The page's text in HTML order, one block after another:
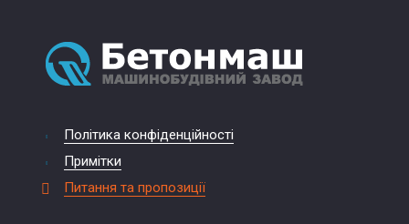
Політика конфіденційності
Примітки
Питання та пропозиції